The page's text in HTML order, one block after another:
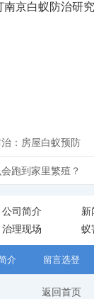
京白蚁防治研究
：房屋白蚁预防
跑到家里繁殖？
公司简介 新
治理现场 蚁
介 留言选登
返回首页